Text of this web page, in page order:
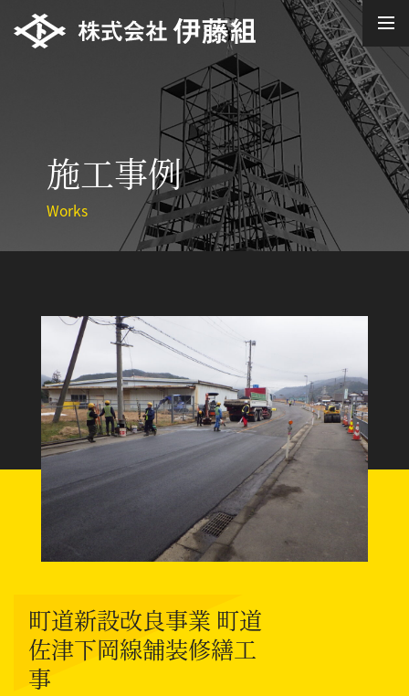
施工事例
Works
町道新設改良事業 町道
佐津下岡線舗装修繕工
事